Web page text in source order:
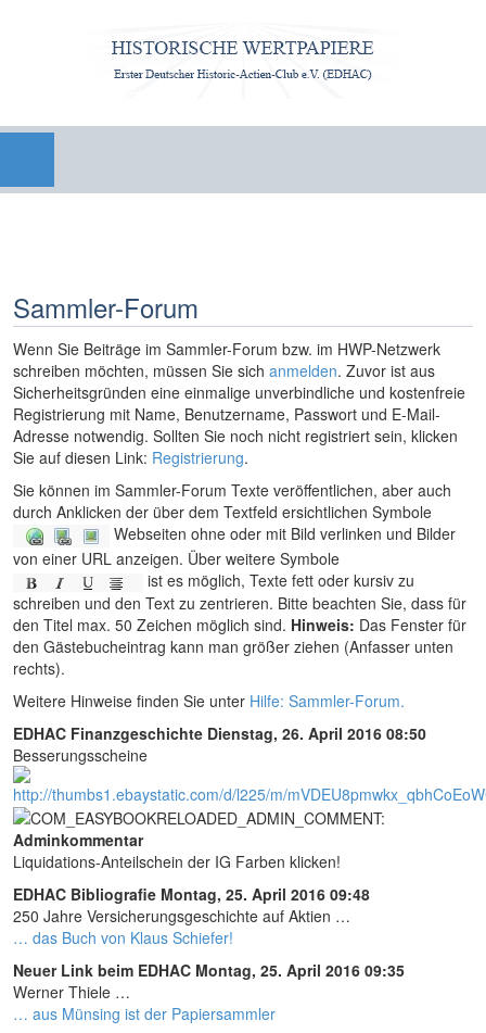
Sammler-Forum
Wenn Sie Beiträge im Sammler-Forum bzw. im HWP-Netzwerk
schreiben möchten, müssen Sie sichanmelden. Zuvor ist aus
Sicherheitsgründen eine einmalige unverbindliche und kostenfreie
Registrierung mit Name, Benutzername, Passwort und E-Mail-
Adresse notwendig. Sollten Sie noch nicht registriert sein, klicken
Sie auf diesen Link: Registrierung.
Sie können im Sammler-Forum Texte veröffentlichen, aber auch
durch Anklicken der über dem Textfeld ersichtlichen Symbole
Webseiten ohne oder mit Bild verlinken und Bilder
von einer URL anzeigen. Über weitere Symbole
ist es möglich, Texte fett oder kursiv zu
schreiben und den Text zu zentrieren. Bitte beachten Sie, dass für
den Titel max. 50 Zeichen möglich sind. Hinweis: Das Fenster für
den Gästebucheintrag kann man größer ziehen (Anfasser unten
rechts).
Weitere Hinweise finden Sie unter Hilfe: Sammler-Forum.
EDHAC Finanzgeschichte Dienstag, 26. April 2016 08:50
Besserungsscheine
Adminkommentar
Liquidations-Anteilschein der IG Farben klicken!
EDHAC Bibliografie Montag, 25. April 2016 09:48
250 Jahre Versicherungsgeschichte auf Aktien …
… das Buch von Klaus Schiefer!
Neuer Link beim EDHAC Montag, 25. April 2016 09:35
Werner Thiele …
… aus Münsing ist der Papiersammler